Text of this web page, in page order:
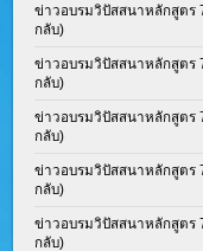
ข่าวอบรมวิปัสสนาหลักสูตร
กลับ)
ข่าวอบรมวิปัสสนาหลักสูตร
กลับ)
ข่าวอบรมวิปัสสนาหลักสูตร
กลับ)
ข่าวอบรมวิปัสสนาหลักสูตร
กลับ)
ข่าวอบรมวิปัสสนาหลักสูตร
กลับ)